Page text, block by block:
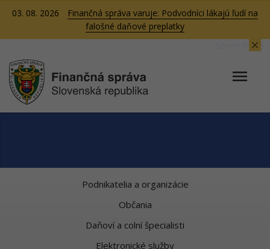
03. 08. 2026
Finančná správa varuje: Podvodníci lákajú ľudí na
falošné daňové preplatky
Server BB05
Podnikatelia a organizácie
Občania
Daňoví a colní špecialisti
Elektronické služby